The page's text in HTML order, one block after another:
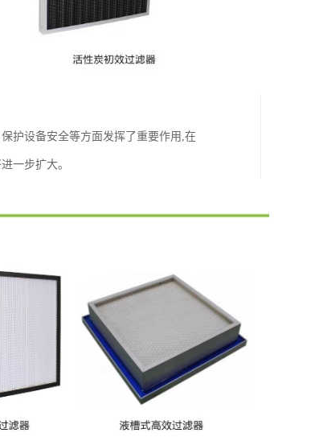
护设备安全等方面发挥了重要作用,在
一步扩大。